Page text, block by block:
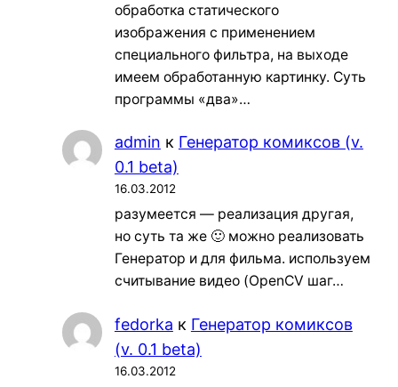
обработка статического
изображения с применением
специального фильтра, на выходе
имеем обработанную картинку. Суть
программы «два»…
admin к Генератор комиксов (v.
0.1 beta)
16.03.2012
разумеется — реализация другая,
но суть та же 🙂 можно реализовать
Генератор и для фильма. используем
считывание видео (OpenCV шаг…
fedorka к Генератор комиксов
(v. 0.1 beta)
16.03.2012